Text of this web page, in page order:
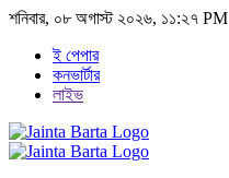
শনিবার, ০৮ অগাস্ট ২০২৬, ১১:২৭ PM
ই পেপার
কনভার্টার
লাইভ